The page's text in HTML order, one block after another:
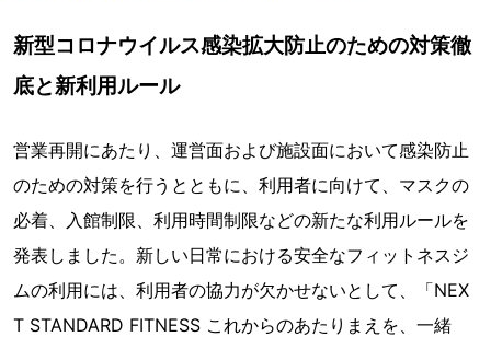
新型コロナウイルス感染拡大防止のための対策徹
底と新利用ルール
営業再開にあたり、運営面および施設面において感染防止
のための対策を行うとともに、利用者に向けて、マスクの
必着、入館制限、利用時間制限などの新たな利用ルールを
発表しました。新しい日常における安全なフィットネスジ
ムの利用には、利用者の協力が欠かせないとして、「NEX
T STANDARD FITNESS これからのあたりまえを、一緒